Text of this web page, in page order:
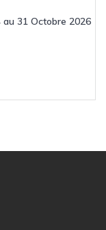
au 31 Octobre 2026